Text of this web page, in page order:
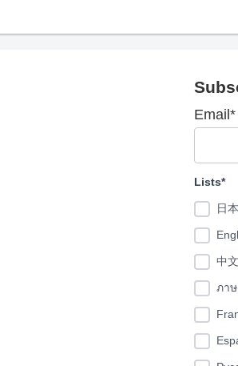
Email*
Lists*
日
中文
ภา